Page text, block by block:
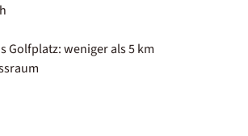
Golfplatz: weniger als 5 km